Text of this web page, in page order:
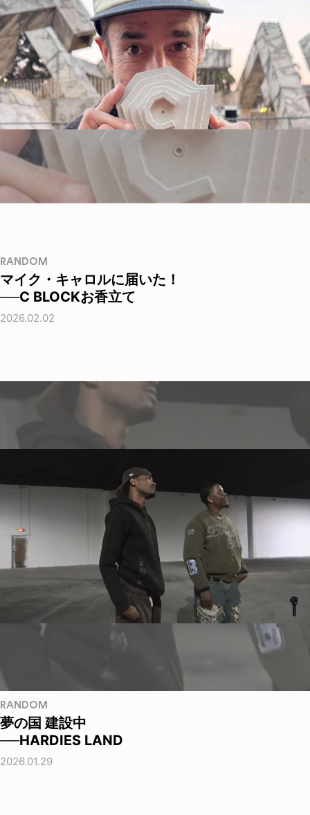
RANDOM
マイク・キャロルに届いた！
──C BLOCKお香立て
2026.02.02
RANDOM
夢の国 建設中
──HARDIES LAND
2026.01.29